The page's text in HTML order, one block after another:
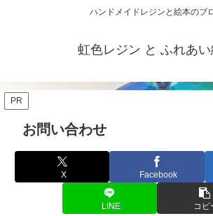
ハンドメイドレジンと絵本のブ
虹色レジン と ふれあ
PR
お問い合わせ
X Facebook
LINE コピ